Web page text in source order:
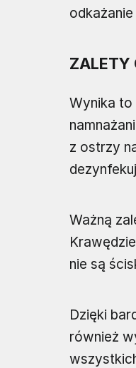
ZALETY
Wynika
z ostrzy
Ważną
nie są
Dzięki
również